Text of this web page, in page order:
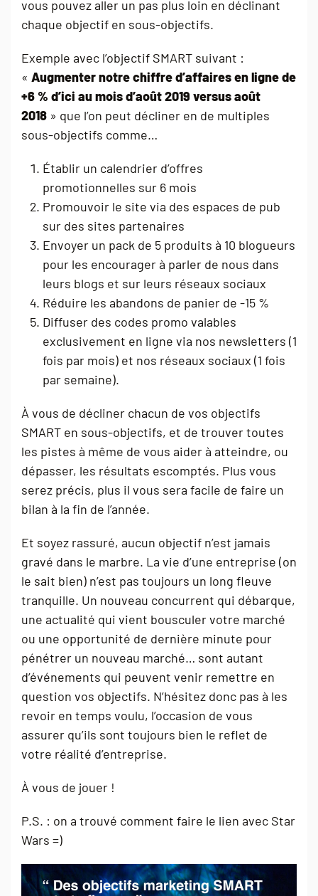
vous pouvez aller un pas plus loin en déclinant
chaque objectif en sous-objectifs.
Exemple avec l’objectif SMART suivant :
« Augmenter notre chiffre d’affaires en ligne de
+6 % d’ici au mois d’août 2019 versus août
2018 » que l’on peut décliner en de multiples
sous-objectifs comme…
Établir un calendrier d’offres
promotionnelles sur 6 mois
Promouvoir le site via des espaces de pub
sur des sites partenaires
Envoyer un pack de 5 produits à 10 blogueurs
pour les encourager à parler de nous dans
leurs blogs et sur leurs réseaux sociaux
Réduire les abandons de panier de -15 %
Diffuser des codes promo valables
exclusivement en ligne via nos newsletters (1
fois par mois) et nos réseaux sociaux (1 fois
par semaine).
À vous de décliner chacun de vos objectifs
SMART en sous-objectifs, et de trouver toutes
les pistes à même de vous aider à atteindre, ou
dépasser, les résultats escomptés. Plus vous
serez précis, plus il vous sera facile de faire un
bilan à la fin de l’année.
Et soyez rassuré, aucun objectif n’est jamais
gravé dans le marbre. La vie d’une entreprise (on
le sait bien) n’est pas toujours un long fleuve
tranquille. Un nouveau concurrent qui débarque,
une actualité qui vient bousculer votre marché
ou une opportunité de dernière minute pour
pénétrer un nouveau marché… sont autant
d’événements qui peuvent venir remettre en
question vos objectifs. N’hésitez donc pas à les
revoir en temps voulu, l’occasion de vous
assurer qu’ils sont toujours bien le reflet de
votre réalité d’entreprise.
À vous de jouer !
P.S. : on a trouvé comment faire le lien avec Star
Wars =)